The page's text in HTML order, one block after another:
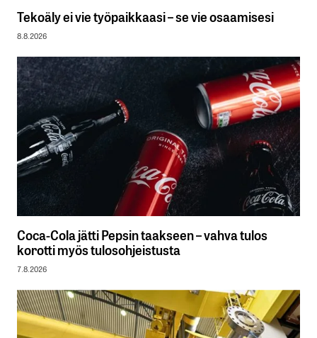
Tekoäly ei vie työpaikkaasi – se vie osaamisesi
8.8.2026
Coca-Cola jätti Pepsin taakseen – vahva tulos
korotti myös tulosohjeistusta
7.8.2026